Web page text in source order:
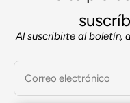
Al suscribirte al boletín,
Correo electrónico